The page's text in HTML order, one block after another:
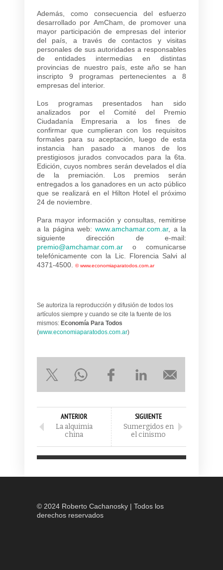
Además, como consecuencia del esfuerzo
desarrollado por AmCham, de promover una
mayor participación de empresas del interior
del país, a través de contactos y visitas
personales de sus autoridades a responsables
de entidades intermedias en distintas
provincias de nuestro país, este año se han
inscripto 9 programas pertenecientes a 8
empresas del interior.
Los programas presentados han sido
analizados por el Comité del Premio
Ciudadanía Empresaria a los fines de
confirmar que cumplieran con los requisitos
formales para su aceptación, luego de esta
instancia han pasado a manos de los
prestigiosos jurados convocados para la 6ta.
Edición, cuyos nombres serán develados el día
de la premiación. Los premios serán
entregados a los ganadores en un acto público
que se realizará en el Hilton Hotel el próximo
24 de noviembre.
Para mayor información y consultas, remitirse
a la página web:www.amchamar.com.ar, a la
siguiente dirección de e-mail:
premio@amchamar.com.ar o comunicarse
telefónicamente con la Lic. Florencia Salvi al
4371-4500.
©www.economiaparatodos.com.ar
Se autoriza la reproducción y difusión de todos los
artículos siempre y cuando se cite la fuente de los
mismos: Economía Para Todos
(www.economiaparatodos.com.ar)
ANTERIOR
La alquimia
china
SIGUIENTE
Sumergidos en
el cinismo
© 2024 Roberto Cachanosky | Todos los
derechos reservados